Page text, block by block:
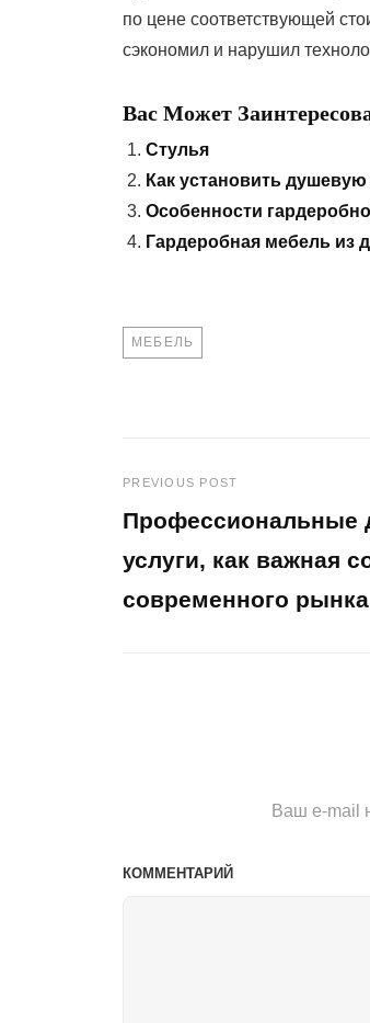
по цене соответствующей
сэкономил и нарушил
Вас Может
Стулья
Как установить
Особенности
Гардеробная мебель из
TAGS
МЕБЕЛЬ
Навигация
по
записям
PREVIOUS POST
Профессиональные
услуги, как важная
современного рынка
Ваш e-mail
КОММЕНТАРИЙ